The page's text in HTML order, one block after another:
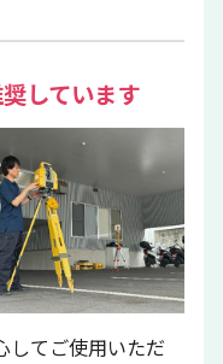
しています
してご使用いただ